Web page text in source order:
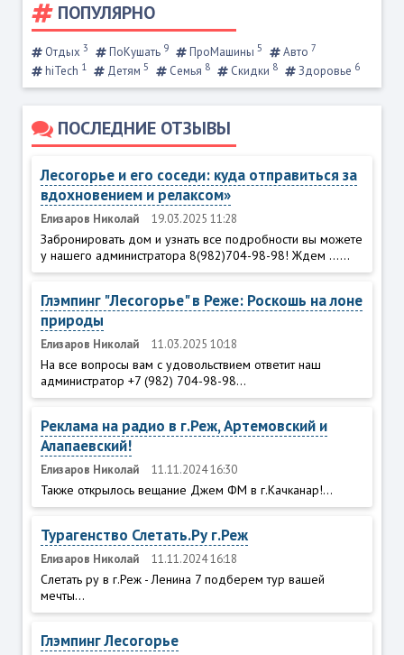
ПОПУЛЯРНО
Отдых 3 ПоКушать 9 ПроМашины 5 Авто 7
hiTech 1 Детям 5 Семья 8 Скидки 8 Здоровье 6
ПОСЛЕДНИЕ ОТЗЫВЫ
Лесогорье и его соседи: куда отправиться за
вдохновением и релаксом»
Елизаров Николай 19.03.2025 11:28
Забронировать дом и узнать все подробности вы можете
у нашего администратора 8(982)704-98-98! Ждем ......
Глэмпинг "Лесогорье" в Реже: Роскошь на лоне
природы
Елизаров Николай 11.03.2025 10:18
На все вопросы вам с удовольствием ответит наш
администратор +7 (982) 704-98-98...
Реклама на радио в г.Реж, Артемовский и
Алапаевский!
Елизаров Николай 11.11.2024 16:30
Также открылось вещание Джем ФМ в г.Качканар!...
Турагенство Слетать.Ру г.Реж
Елизаров Николай 11.11.2024 16:18
Слетать ру в г.Реж - Ленина 7 подберем тур вашей
мечты...
Глэмпинг Лесогорье